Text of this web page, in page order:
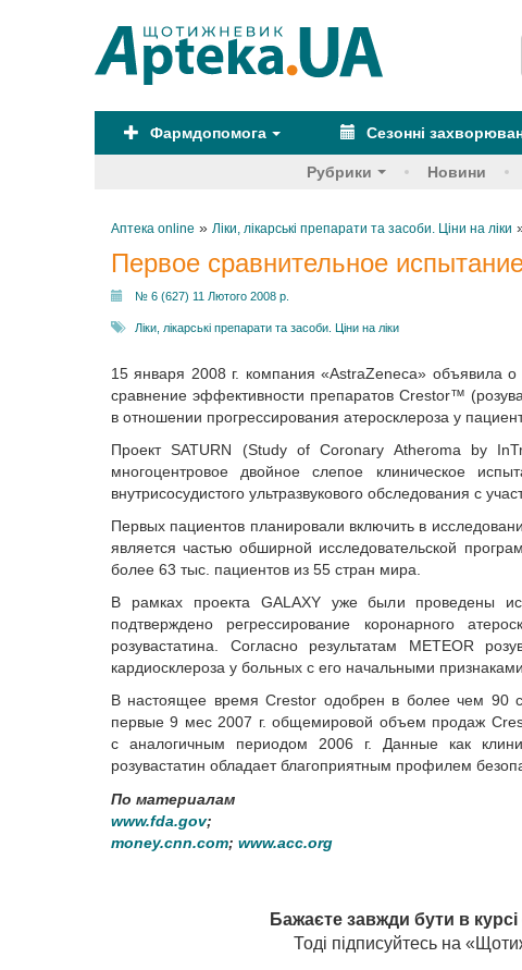
Фармдопомога Сезонні
Рубрики Новини
Аптека online » Ліки, лікарські препарати та засоби. Ціни на ліки
Первое сравнительное
№ 6 (627) 11 Лютого 2008 р.
Ліки, лікарські препарати та засоби. Ціни на ліки
15 января 2008 г. компания «AstraZeneca» объявила о
сравнение эффективности препаратов Crestor™
в отношении прогрессирования атеросклероза у
Проект SATURN (Study of Coronary Atheroma by
многоцентровое двойное слепое клиническое
внутрисосудистого ультразвукового обследования с
Первых пациентов планировали включить в
является частью обширной исследовательской
более 63 тыс. пациентов из 55 стран мира.
В рамках проекта GALAXY уже были проведены
подтверждено регрессирование коронарного
розувастатина. Согласно результатам METEOR
кардиосклероза у больных с его начальными признаками.
В настоящее время Crestor одобрен в более чем 90
первые 9 мес 2007 г. общемировой объем продаж
с аналогичным периодом 2006 г. Данные как
розувастатин обладает благоприятным профилем
По материалам
www.fda.gov;
money.cnn.com; www.acc.org
Бажаєте завжди бути в
Тоді підписуйтесь на